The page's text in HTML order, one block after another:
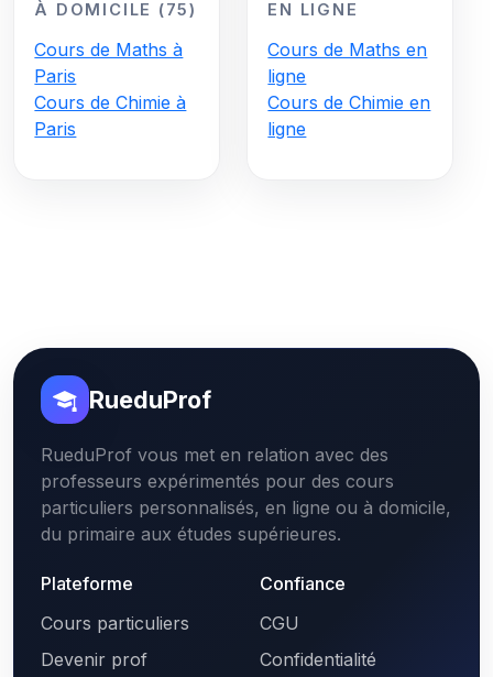
À DOMICILE (75)
Cours de Maths à
Paris
Cours de Chimie à
Paris
EN LIGNE
Cours de Maths en
ligne
Cours de Chimie en
ligne
RueduProf
RueduProf vous met en relation avec des
professeurs expérimentés pour des cours
particuliers personnalisés, en ligne ou à domicile,
du primaire aux études supérieures.
Plateforme
Cours particuliers
Devenir prof
Confiance
CGU
Confidentialité